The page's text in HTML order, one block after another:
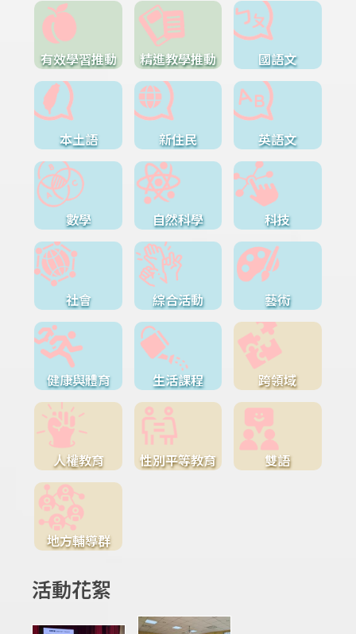
有效學習推動 精進教學推動 國語文
本土語 新住民 英語文
數學 自然科學 科技
社會 綜合活動 藝術
健康與體育 生活課程 跨領域
人權教育 性別平等教育 雙語
地方輔導群
活動花絮